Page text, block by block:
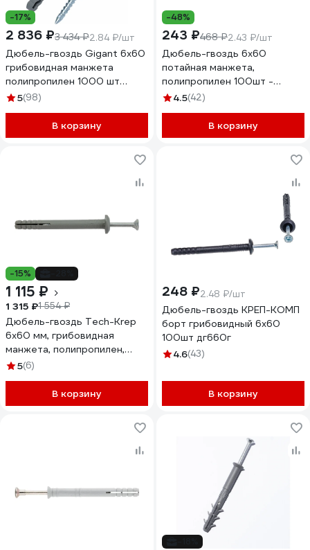
-17%
2 836 ₽3 434 ₽2.84 ₽/шт
Дюбель-гвоздь Gigant 6x60
грибовидная манжета
полипропилен 1000 шт
123857
5(98)
В корзину
-48%
243 ₽468 ₽2.43 ₽/шт
Дюбель-гвоздь 6х60
потайная манжета,
полипропилен 100шт -
ведро Tech-Krep 101468
4.5(42)
В корзину
-15%
1 115 ₽
1 315 ₽1 554 ₽
Дюбель-гвоздь Tech-Krep
6x60 мм, грибовидная
манжета, полипропилен,
500 шт. 154276
5(6)
В корзину
248 ₽2.48 ₽/шт
Дюбель-гвоздь КРЕП-КОМП
борт грибовидный 6х60
100шт дг660г
4.6(43)
В корзину